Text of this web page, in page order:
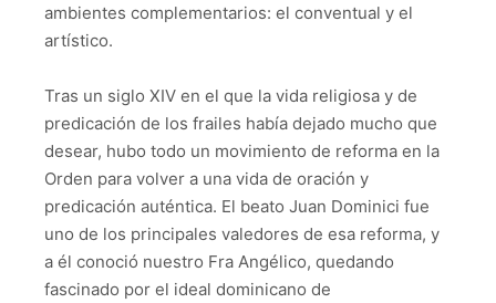
ambientes complementarios: el conventual y el
artístico.
Tras un siglo XIV en el que la vida religiosa y de
predicación de los frailes había dejado mucho que
desear, hubo todo un movimiento de reforma en la
Orden para volver a una vida de oración y
predicación auténtica. El beato Juan Dominici fue
uno de los principales valedores de esa reforma, y
a él conoció nuestro Fra Angélico, quedando
fascinado por el ideal dominicano de